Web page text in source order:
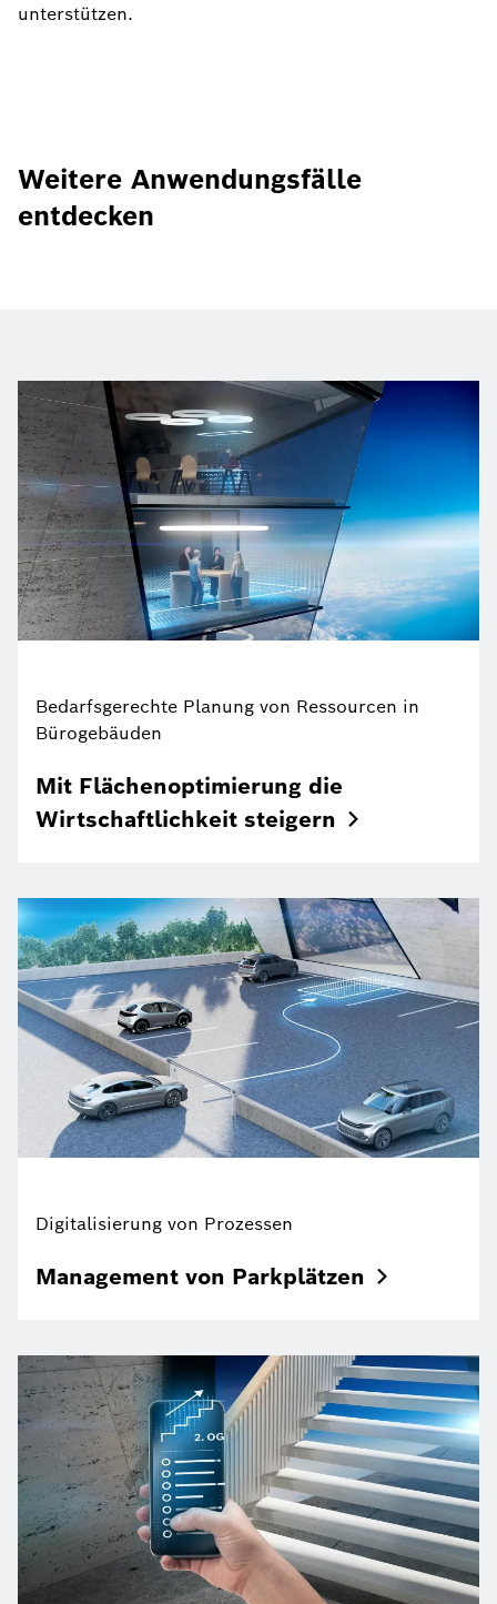
unterstützen.
Weitere Anwendungsfälle
entdecken
Bedarfsgerechte Planung von Ressourcen in
Bürogebäuden
Mit Flächenoptimierung die
Wirtschaftlichkeit steigern
Digitalisierung von Prozessen
Management von Parkplätzen